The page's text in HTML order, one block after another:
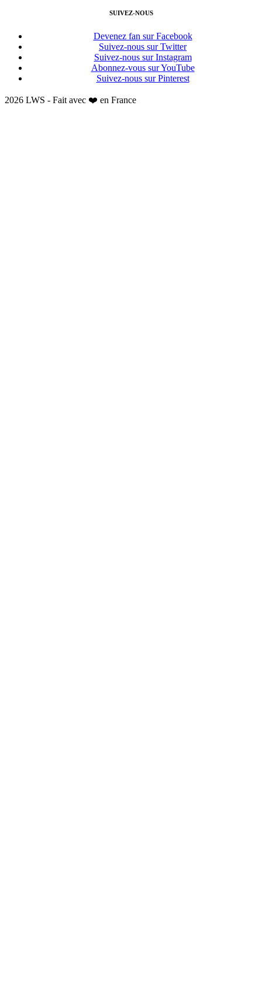
SUIVEZ-NOUS
Devenez fan sur Facebook
Suivez-nous sur Twitter
Suivez-nous sur Instagram
Abonnez-vous sur YouTube
Suivez-nous sur Pinterest
2026 LWS - Fait avec ❤️ en France